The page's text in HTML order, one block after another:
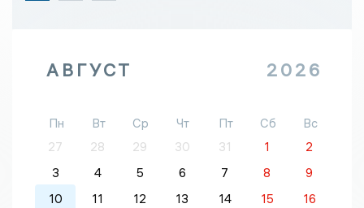
АВГУСТ 2026
Пн Вт Ср Чт Пт Сб
Вс
27
28 29 30 31 1
2
3
4 5 6 7 8
9
10
11 12 13 14 15
16